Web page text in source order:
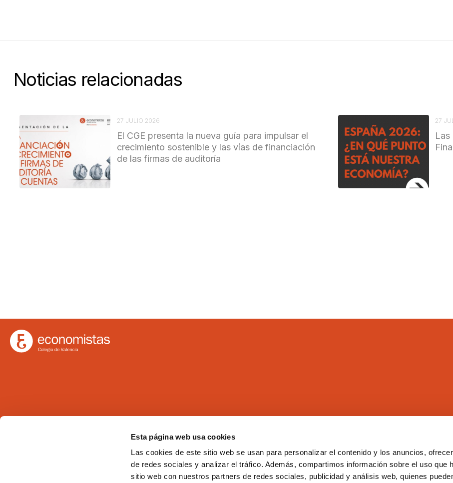
Esta página web usa cookies
Las cookies de este sitio web se usan para personalizar el contenido y los anuncios,
de redes sociales y analizar el tráfico. Además, compartimos información sobre el uso que
sitio web con nuestros partners de redes sociales, publicidad y análisis web, quienes
Noticias relacionadas
27 JULIO 2026
El CGE presenta la nueva guía para impulsar el
crecimiento sostenible y las vías de financiación
de las firmas de auditoría
27
Ilustre Colegio de Economistas de Valencia
El Colegio
Aula Virtual
Formación
Comisiones
Empleo